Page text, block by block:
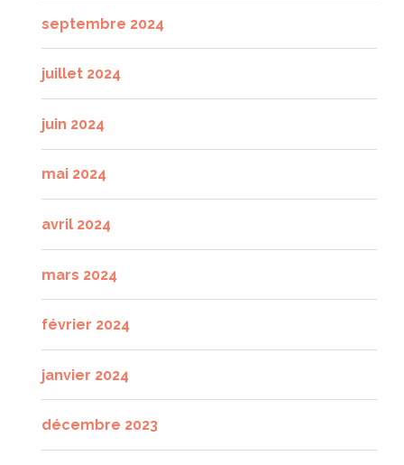
septembre 2024
juillet 2024
juin 2024
mai 2024
avril 2024
mars 2024
février 2024
janvier 2024
décembre 2023